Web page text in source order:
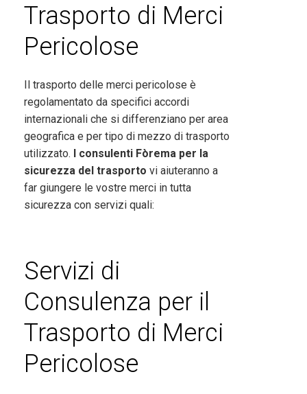
Trasporto di Merci
Pericolose
Il trasporto delle merci pericolose è
regolamentato da specifici accordi
internazionali che si differenziano per area
geografica e per tipo di mezzo di trasporto
utilizzato. I consulenti Fòrema per la
sicurezza del trasporto vi aiuteranno a
far giungere le vostre merci in tutta
sicurezza con servizi quali:
Servizi di
Consulenza per il
Trasporto di Merci
Pericolose